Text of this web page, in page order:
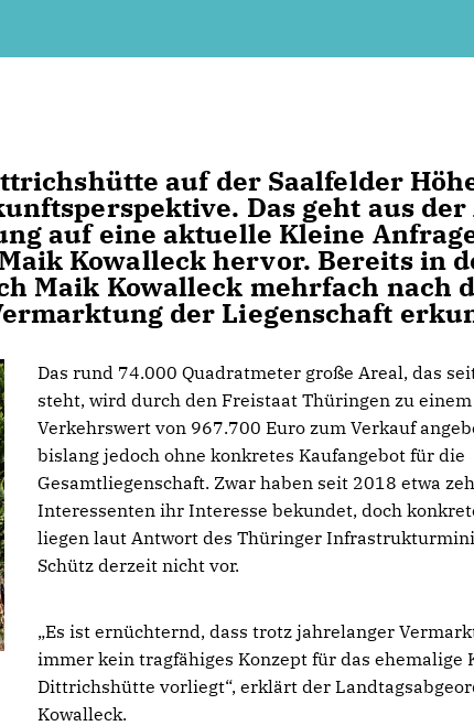
auf der Saalfelder
Das geht aus
auf eine aktuelle Kleine
Kowalleck hervor. Bereits in
Maik Kowalleck mehrfach nach
der Liegenschaft
Das rund 74.000 Quadratmeter große Areal, das
steht, wird durch den Freistaat Thüringen zu einem
Verkehrswert von 967.700 Euro zum Verkauf
bislang jedoch ohne konkretes Kaufangebot für die
Gesamtliegenschaft. Zwar haben seit 2018 etwa
Interessenten ihr Interesse bekundet, doch
liegen laut Antwort des Thüringer
Schütz derzeit nicht vor.
Es ist ernüchternd, dass trotz jahrelanger
immer kein tragfähiges Konzept für das ehemalige
Dittrichshütte vorliegt“, erklärt der
Kowalleck.